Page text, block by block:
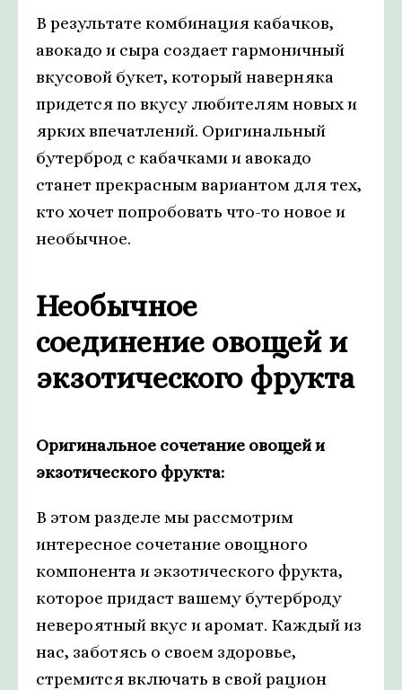
В результате комбинация кабачков,
авокадо и сыра создает гармоничный
вкусовой букет, который наверняка
придется по вкусу любителям новых и
ярких впечатлений. Оригинальный
бутерброд с кабачками и авокадо
станет прекрасным вариантом для тех,
кто хочет попробовать что-то новое и
необычное.
Необычное
соединение овощей и
экзотического фрукта
Оригинальное сочетание овощей и
экзотического фрукта:
В этом разделе мы рассмотрим
интересное сочетание овощного
компонента и экзотического фрукта,
которое придаст вашему бутерброду
невероятный вкус и аромат. Каждый из
нас, заботясь о своем здоровье,
стремится включать в свой рацион